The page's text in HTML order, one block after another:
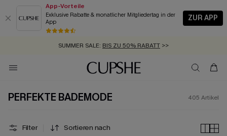
App-Vorteile
Exklusive Rabatte & monatlicher Mitgliedertag in der
App
ZUR APP
GRATIS MASSBAND MIT JEDEM SCHNELLVERSAND-ARTIKEL >>
SUMMER SALE:
ZUM NEWSLETTER:BIS ZU -20% EXTRA ERHALTEN
KOSTENLOSER VERSAND AB 89 €
PERFEKTE BADEMODE 405 Artikel
Filter Sortieren nach